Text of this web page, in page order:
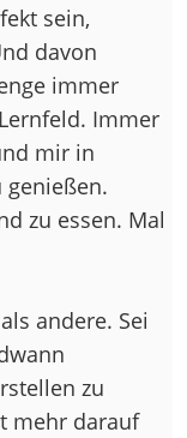
sein,
davon
immer
Immer
mir in
genießen.
zu essen. Mal
andere. Sei
zu
mehr darauf